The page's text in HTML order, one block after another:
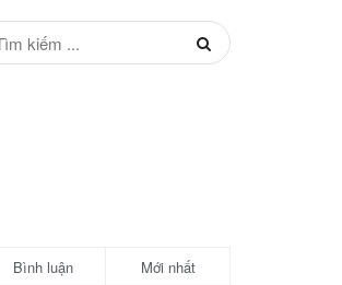
Bình luận Mới nhất